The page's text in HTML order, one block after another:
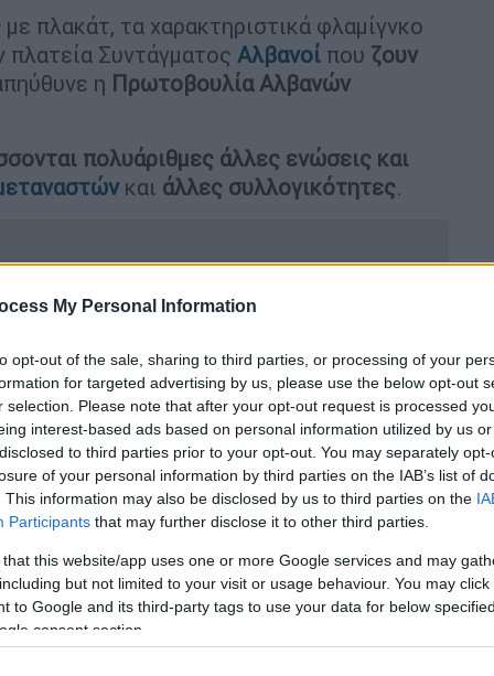
My Personal Information
opt-out of the sale, sharing to third parties, or processing of your
for targeted advertising by us, please use the below opt-out
selection. Please note that after your opt-out request is processed
interest-based ads based on personal information utilized by us
to third parties prior to your opt-out. You may separately
of your personal information by third parties on the IAB’s list of
This information may also be disclosed by us to third parties on the
Participants that may further disclose it to other third parties.
that this website/app uses one or more Google services and may
but not limited to your visit or usage behaviour. You may
to Google and its third-party tags to use your data for below
consent section.
με πλακάτ, τα χαρακτηριστικά φλαμίγνκο
πλατεία Συντάγματος Αλβανοί που ζουν
η Πρωτοβουλία Αλβανών
πολυάριθμες άλλες ενώσεις και
και άλλες συλλογικότητες.
από διαμαρτυρία κατοίκων:
- Διάβημα από το ελληνικό ΥΠΕΞ
ομογένεια στο Ζβερνέτ» -
διαδήλωση στα Τίρανα κατά του